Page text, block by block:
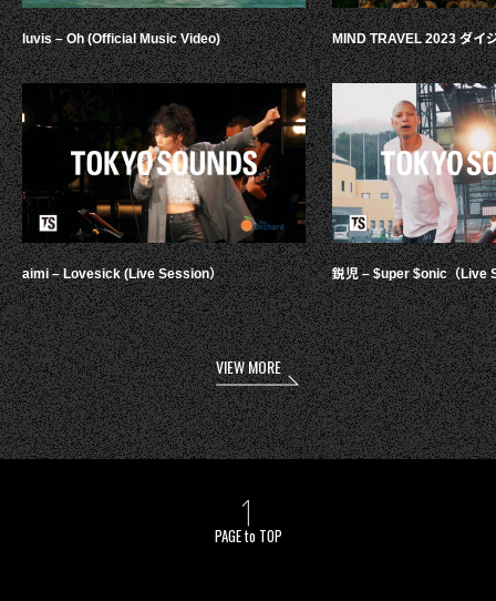
luvis – Oh (Official Music Video)
aimi – Lovesick (Live Session）
MIND TRAVEL 2023 ダイ
鋭児 – $uper $onic（Live
VIEW MORE
PAGE to TOP